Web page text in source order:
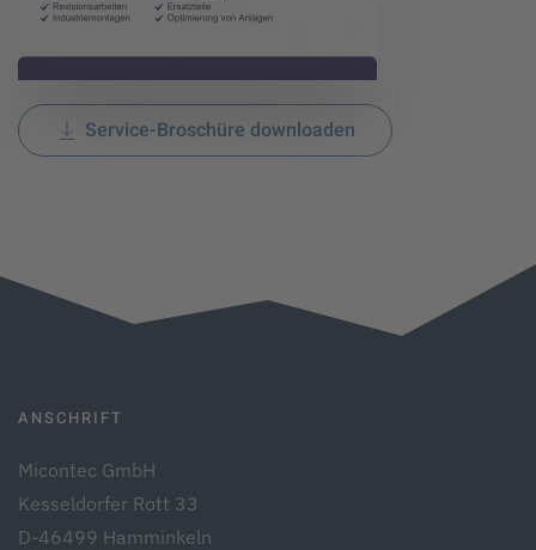
Service-Broschüre downloaden
ANSCHRIFT
Micontec GmbH
Kesseldorfer Rott 33
D-46499 Hamminkeln